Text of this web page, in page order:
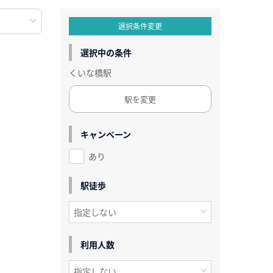
選択条件変更
選択中の条件
くいな橋駅
駅を変更
キャンペーン
あり
駅徒歩
利用人数